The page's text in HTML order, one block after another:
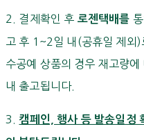
2. 결제확인 후 로젠택배를
고 후 1~2일 내(공휴일 제외
수공예 상품의 경우 재고량에
내 출고됩니다.
3. 캠페인, 행사 등 발송일정